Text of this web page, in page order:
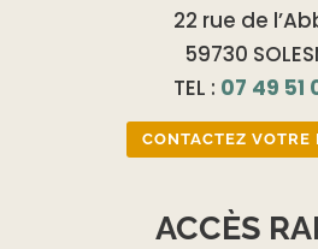
22 rue de
59730
TEL : 07 49 51
CONTACTEZ VOTRE
ACCÈS